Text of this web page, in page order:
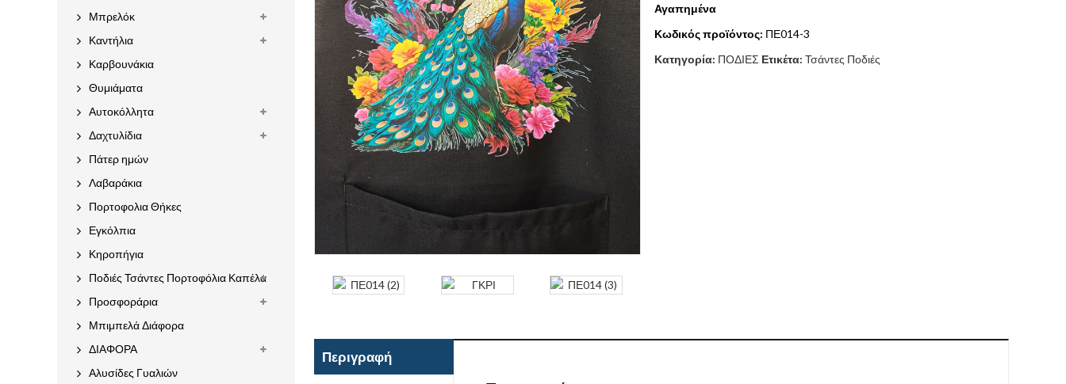
Αγαπημένα
Κωδικός προϊόντος: ΠΕ014-3
Κατηγορία: ΠΟΔΙΕΣ Ετικέτα:Τσάντες Ποδιές
Περιγραφή
Μπρελόκ
Καντήλια
Καρβουνάκια
Θυμιάματα
Αυτοκόλλητα
Δαχτυλίδια
Πάτερ ημών
Λαβαράκια
Πορτοφολια Θήκες
Εγκόλπια
Κηροπήγια
Ποδιές Τσάντες Πορτοφόλια Καπέλα
Προσφοράρια
Μπιμπελά Διάφορα
ΔΙΑΦΟΡΑ
Αλυσίδες Γυαλιών